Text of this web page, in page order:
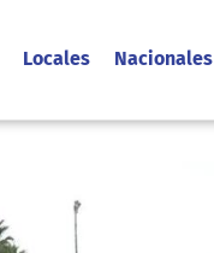
Locales Nacionales